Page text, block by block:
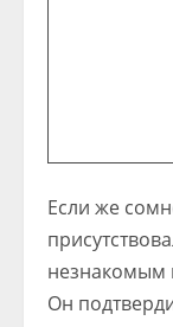
Если же
незнакомым
Он